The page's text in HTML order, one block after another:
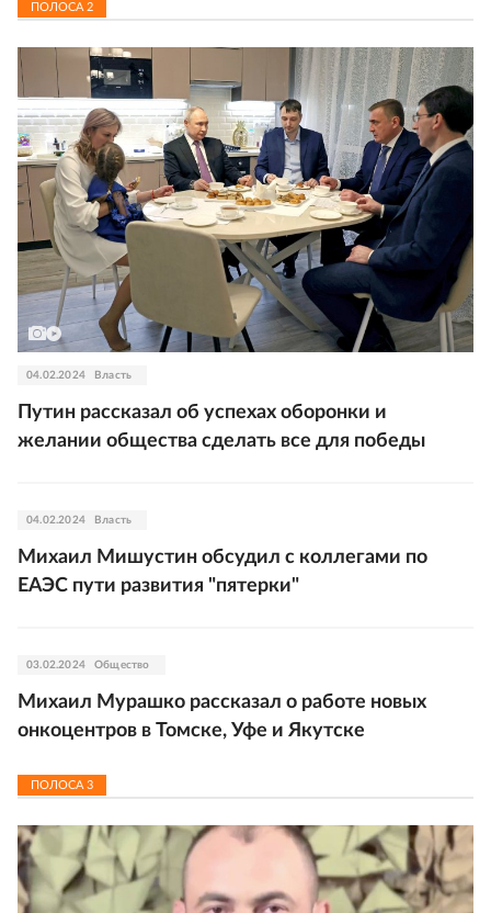
ПОЛОСА2
04.02.2024 Власть
Путин рассказал об успехах оборонки и
желании общества сделать все для победы
04.02.2024 Власть
Михаил Мишустин обсудил с коллегами по
ЕАЭС пути развития "пятерки"
03.02.2024 Общество
Михаил Мурашко рассказал о работе новых
онкоцентров в Томске, Уфе и Якутске
ПОЛОСА 3